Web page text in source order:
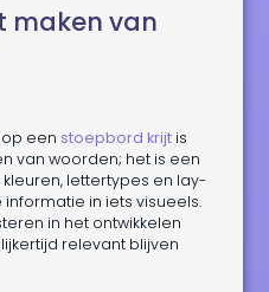
maken van
een stoepbord krijt is
van woorden; het is een
lettertypes en lay-
in iets visueels.
in het ontwikkelen
relevant blijven